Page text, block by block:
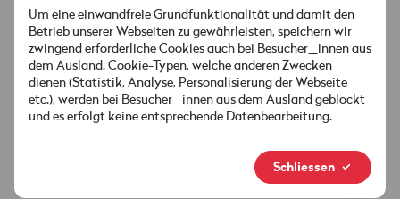
Senderliste
Angebote & Aktionen
Konto & Einstellungen
Sicherheit & Rechnung
Anleitungen & Downloads
Kontakt
Standorte
MyWingo
Socials
Um eine einwandfreie Grundfunktionalität und damit den
Betrieb unserer Webseiten zu gewährleisten, speichern wir
zwingend erforderliche Cookies auch bei Besucher_innen aus
dem Ausland. Cookie-Typen, welche anderen Zwecken
dienen (Statistik, Analyse, Personalisierung der Webseite
etc.), werden bei Besucher_innen aus dem Ausland geblockt
und es erfolgt keine entsprechende Datenbearbeitung.
Schliessen